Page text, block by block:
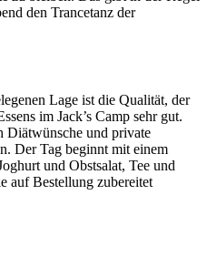
den Trancetanz der
Lage ist die Qualität, der
im Jack’s Camp sehr gut.
Diätwünsche und private
Der Tag beginnt mit einem
und Obstsalat, Tee und
auf Bestellung zubereitet